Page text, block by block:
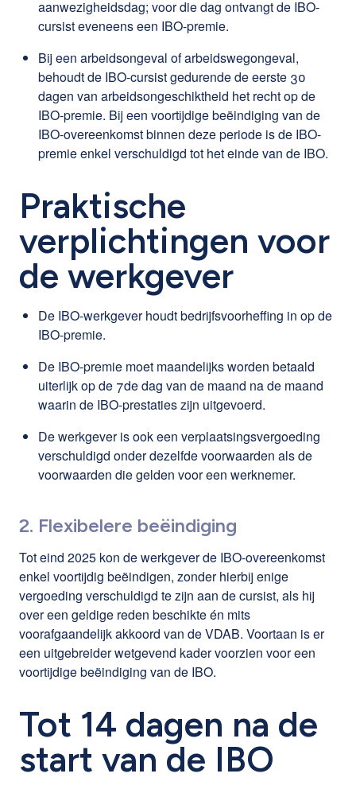
aanwezigheidsdag; voor die dag ontvangt de IBO-
cursist eveneens een IBO-premie.
Bij een arbeidsongeval of arbeidswegongeval,
behoudt de IBO-cursist gedurende de eerste 30
dagen van arbeidsongeschiktheid het recht op de
IBO-premie. Bij een voortijdige beëindiging van de
IBO-overeenkomst binnen deze periode is de IBO-
premie enkel verschuldigd tot het einde van de IBO.
Praktische
verplichtingen voor
de werkgever
De IBO-werkgever houdt bedrijfsvoorheffing in op de
IBO-premie.
De IBO-premie moet maandelijks worden betaald
uiterlijk op de 7de dag van de maand na de maand
waarin de IBO-prestaties zijn uitgevoerd.
De werkgever is ook een verplaatsingsvergoeding
verschuldigd onder dezelfde voorwaarden als de
voorwaarden die gelden voor een werknemer.
2. Flexibelere beëindiging
Tot eind 2025 kon de werkgever de IBO-overeenkomst
enkel voortijdig beëindigen, zonder hierbij enige
vergoeding verschuldigd te zijn aan de cursist, als hij
over een geldige reden beschikte én mits
voorafgaandelijk akkoord van de VDAB. Voortaan is er
een uitgebreider wetgevend kader voorzien voor een
voortijdige beëindiging van de IBO.
Tot 14 dagen na de
start van de IBO